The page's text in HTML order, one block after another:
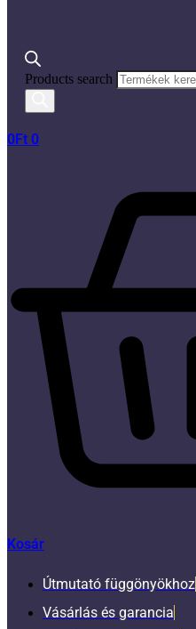
Products search
0Ft 0
Kosár
Útmutató függönyökhoz
Vásárlás és garancia